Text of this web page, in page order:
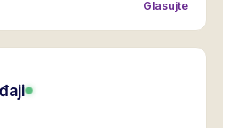
Glasujte